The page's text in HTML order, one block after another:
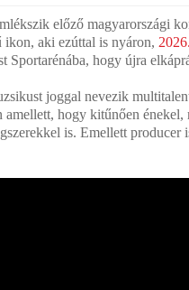
előző magyarországi
aki ezúttal is nyáron,
Sportarénába, hogy újra
joggal nevezik
amellett, hogy kitűnően
is. Emellett producer